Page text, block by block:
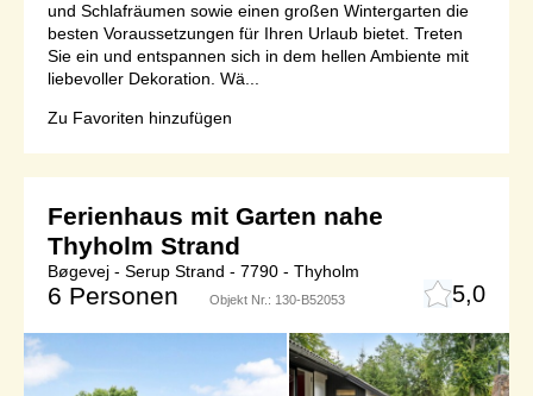
und Schlafräumen sowie einen großen Wintergarten die
besten Voraussetzungen für Ihren Urlaub bietet. Treten
Sie ein und entspannen sich in dem hellen Ambiente mit
liebevoller Dekoration. Wä...
Zu Favoriten hinzufügen
Ferienhaus mit Garten nahe
Thyholm Strand
Bøgevej - Serup Strand - 7790 - Thyholm
6 Personen Objekt Nr.: 130-B52053 5,0